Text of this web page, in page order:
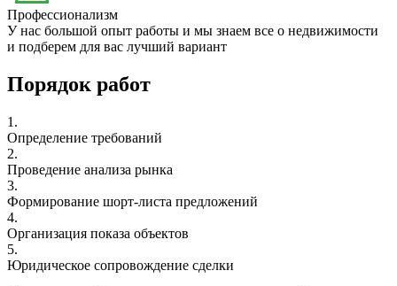
Профессионализм
У нас большой опыт работы и мы знаем все о недвижимости
и подберем для вас лучший вариант
Порядок работ
1.
Определение требований
2.
Проведение анализа рынка
3.
Формирование шорт-листа предложений
4.
Организация показа объектов
5.
Юридическое сопровождение сделки